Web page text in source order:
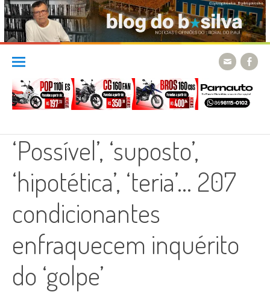
Skip
content
‘Possível’, ‘suposto’,
‘hipotética’, ‘teria’… 207
condicionantes
enfraquecem inquérito
do ‘golpe’